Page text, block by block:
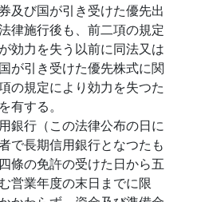
及び国が引き受けた優先出
律施行後も、前二項の規定
効力を失う以前に同法又は
が引き受けた優先株式に関
の規定により効力を失つた
有する。
銀行（この法律公布の日に
で長期信用銀行となつたも
條の免許の受けた日から五
営業年度の末日までに限